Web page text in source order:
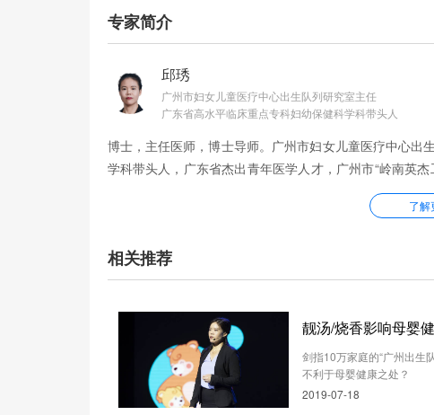
专家简介
邱琇
广州市妇女儿童医疗中心出生队列研究室主任
广东省高水平临床重点专科妇幼保健科学科带头人
博士，主任医师，博士导师。广州市妇女儿童医疗中心
学科带头人，广东省杰出青年医学人才，广州市“岭南英
暨南大学博士研究生导师，广州医科大学博士研究生导师
了解
相关推荐
靓汤/烧香影响母婴
剑指10万家庭的“广州出生
不利于母婴健康之处？
2019-07-18